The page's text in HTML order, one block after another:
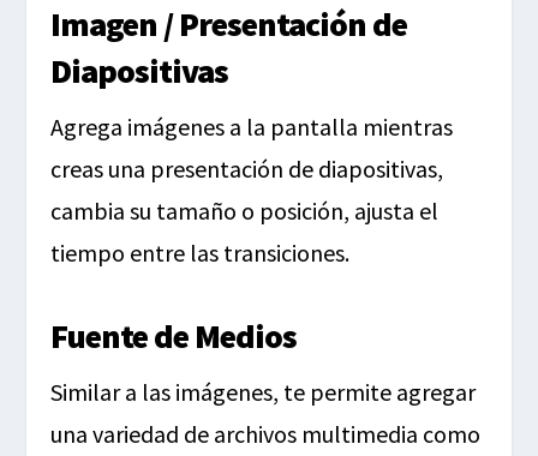
Imagen / Presentación de
Diapositivas
Agrega imágenes a la pantalla mientras
creas una presentación de diapositivas,
cambia su tamaño o posición, ajusta el
tiempo entre las transiciones.
Fuente de Medios
Similar a las imágenes, te permite agregar
una variedad de archivos multimedia como